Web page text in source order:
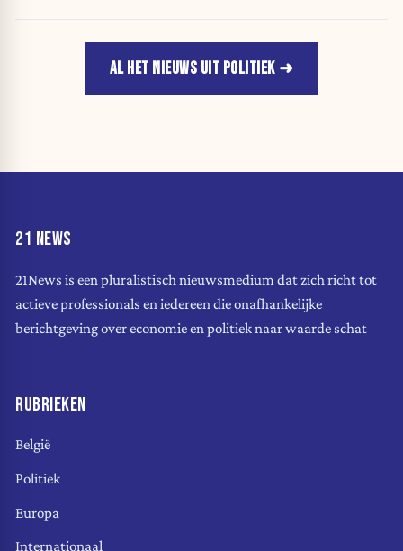
AL HET NIEUWS UIT POLITIEK
21 NEWS
21News is een pluralistisch nieuwsmedium dat zich richt tot
actieve professionals en iedereen die onafhankelijke
berichtgeving over economie en politiek naar waarde schat
RUBRIEKEN
België
Politiek
Europa
Internationaal